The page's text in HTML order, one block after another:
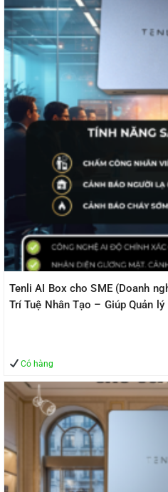
Tenli AI Box cho SME (Doanh
Trí Tuệ Nhân Tạo – Giúp Quản
Có hàng